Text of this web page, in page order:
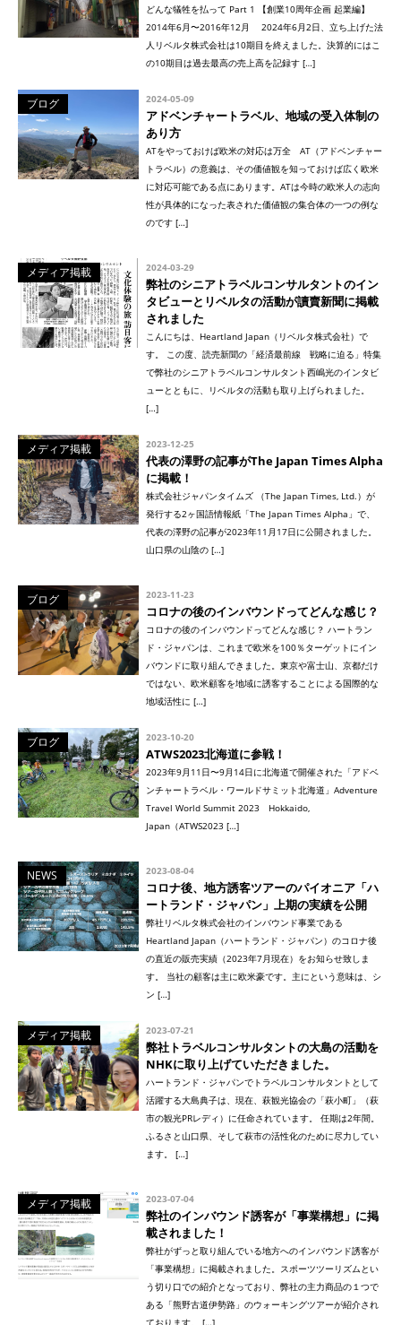
どんな犠牲を払って Part 1 【創業10周年企画 起業編】
2014年6月〜2016年12月 2024年6月2日、立ち上げた法
人リベルタ株式会社は10期目を終えました。決算的にはこ
の10期目は過去最高の売上高を記録す […]
ブログ 2024-05-09
アドベンチャートラベル、地域の受入体制の
あり方
ATをやっておけば欧米の対応は万全 AT（アドベンチャー
トラベル）の意義は、その価値観を知っておけば広く欧米
に対応可能である点にあります。ATは今時の欧米人の志向
性が具体的になった表された価値観の集合体の一つの例な
のです […]
メディア掲載 2024-03-29
弊社のシニアトラベルコンサルタントのイン
タビューとリベルタの活動が讀賣新聞に掲載
されました
こんにちは、Heartland Japan（リベルタ株式会社）で
す。 この度、読売新聞の「経済最前線 戦略に迫る」特集
で弊社のシニアトラベルコンサルタント西嶋光のインタビ
ューとともに、リベルタの活動も取り上げられました。
[…]
メディア掲載 2023-12-25
代表の澤野の記事がThe Japan Times Alpha
に掲載！
株式会社ジャパンタイムズ （The Japan Times, Ltd.）が
発行する2ヶ国語情報紙「The Japan Times Alpha」で、
代表の澤野の記事が2023年11月17日に公開されました。
山口県の山陰の […]
ブログ 2023-11-23
コロナの後のインバウンドってどんな感じ？
コロナの後のインバウンドってどんな感じ？ ハートラン
ド・ジャパンは、これまで欧米を100％ターゲットにイン
バウンドに取り組んできました。東京や富士山、京都だけ
ではない、欧米顧客を地域に誘客することによる国際的な
地域活性に […]
ブログ 2023-10-20
ATWS2023北海道に参戦！
2023年9月11日〜9月14日に北海道で開催された「アドベ
ンチャートラベル・ワールドサミット北海道」Adventure
Travel World Summit 2023 Hokkaido,
Japan（ATWS2023 […]
NEWS 2023-08-04
コロナ後、地方誘客ツアーのパイオニア「ハ
ートランド・ジャパン」上期の実績を公開
弊社リベルタ株式会社のインバウンド事業である
Heartland Japan（ハートランド・ジャパン）のコロナ後
の直近の販売実績（2023年7月現在）をお知らせ致しま
す。 当社の顧客は主に欧米豪です。主にという意味は、シ
ン […]
メディア掲載 2023-07-21
弊社トラベルコンサルタントの大島の活動を
NHKに取り上げていただきました。
ハートランド・ジャパンでトラベルコンサルタントとして
活躍する大島典子は、現在、萩観光協会の「萩小町」（萩
市の観光PRレディ）に任命されています。 任期は2年間。
ふるさと山口県、そして萩市の活性化のために尽力してい
ます。 […]
メディア掲載 2023-07-04
弊社のインバウンド誘客が「事業構想」に掲
載されました！
弊社がずっと取り組んでいる地方へのインバウンド誘客が
「事業構想」に掲載されました。スポーツツーリズムとい
う切り口での紹介となっており、弊社の主力商品の１つで
ある「熊野古道伊勢路」のウォーキングツアーが紹介され
ております。 […]